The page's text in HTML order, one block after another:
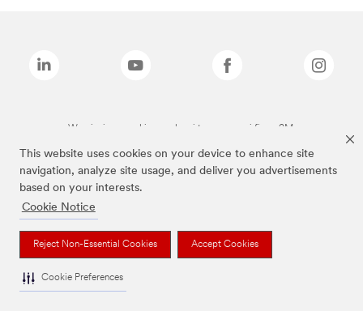
This website uses cookies on your device to enhance site
navigation, analyze site usage, and deliver you advertisements
based on your interests.
Cookie Notice
Reject Non-Essential Cookies Accept Cookies
Cookie Preferences
Wymienione marki są znakami towarowymi firmy 3M.